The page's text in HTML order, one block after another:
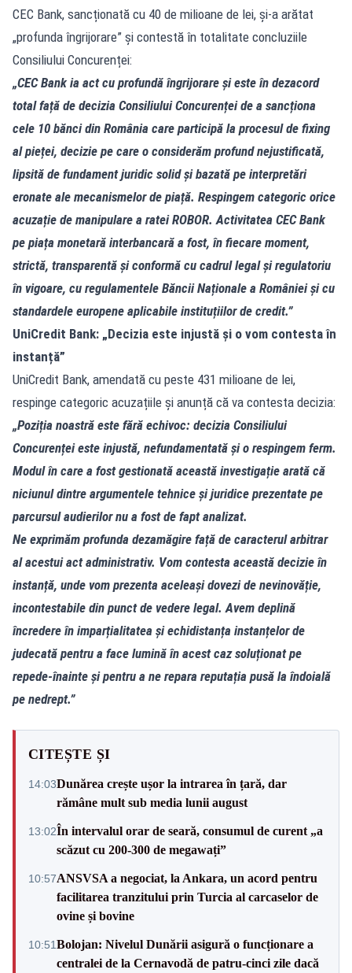
CEC Bank, sancționată cu 40 de milioane de lei, și-a arătat
„profunda îngrijorare” și contestă în totalitate concluziile
Consiliului Concurenței:
„CEC Bank ia act cu profundă îngrijorare și este în dezacord
total față de decizia Consiliului Concurenței de a sancționa
cele 10 bănci din România care participă la procesul de fixing
al pieței, decizie pe care o considerăm profund nejustificată,
lipsită de fundament juridic solid și bazată pe interpretări
eronate ale mecanismelor de piață. Respingem categoric orice
acuzație de manipulare a ratei ROBOR. Activitatea CEC Bank
pe piața monetară interbancară a fost, în fiecare moment,
strictă, transparentă și conformă cu cadrul legal și regulatoriu
în vigoare, cu regulamentele Băncii Naționale a României și cu
standardele europene aplicabile instituțiilor de credit.”
UniCredit Bank: „Decizia este injustă și o vom contesta în
instanță”
UniCredit Bank, amendată cu peste 431 milioane de lei,
respinge categoric acuzațiile și anunță că va contesta decizia:
„Poziția noastră este fără echivoc: decizia Consiliului
Concurenței este injustă, nefundamentată și o respingem ferm.
Modul în care a fost gestionată această investigație arată că
niciunul dintre argumentele tehnice și juridice prezentate pe
parcursul audierilor nu a fost de fapt analizat.
Ne exprimăm profunda dezamăgire față de caracterul arbitrar
al acestui act administrativ. Vom contesta această decizie în
instanță, unde vom prezenta aceleași dovezi de nevinovăție,
incontestabile din punct de vedere legal. Avem deplină
încredere în imparțialitatea și echidistanța instanțelor de
judecată pentru a face lumină în acest caz soluționat pe
repede-înainte și pentru a ne repara reputația pusă la îndoială
pe nedrept.”
CITEȘTE ȘI
14:03Dunărea crește ușor la intrarea în țară, dar
rămâne mult sub media lunii august
13:02În intervalul orar de seară, consumul de curent „a
scăzut cu 200-300 de megawați”
10:57ANSVSA a negociat, la Ankara, un acord pentru
facilitarea tranzitului prin Turcia al carcaselor de
ovine și bovine
10:51Bolojan: Nivelul Dunării asigură o funcționare a
centralei de la Cernavodă de patru-cinci zile dacă